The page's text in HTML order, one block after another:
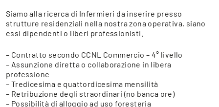
Siamo alla ricerca di Infermieri da inserire presso
strutture residenziali nella nostra zona operativa, siano
essi dipendenti o liberi professionisti.
– Contratto secondo CCNL Commercio – 4° livello
– Assunzione diretta o collaborazione in libera
professione
– Tredicesima e quattordicesima mensilità
– Retribuzione degli straordinari (no banca ore)
– Possibilità di alloggio ad uso foresteria